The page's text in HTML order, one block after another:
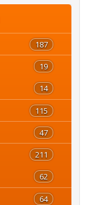
187
19
14
115
47
211
62
64